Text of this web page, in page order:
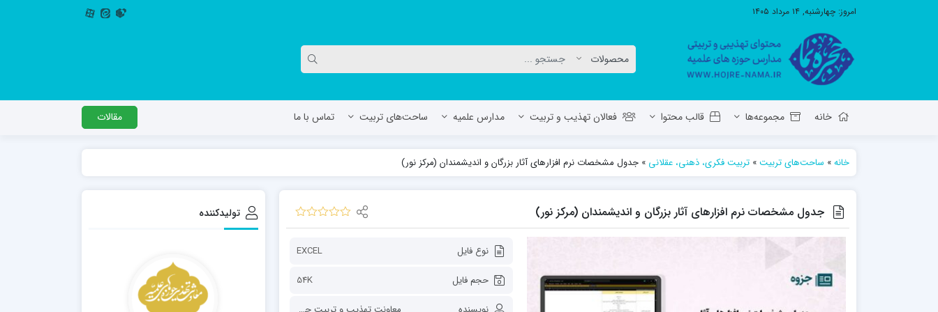
امروز: چهارشنبه, ۱۴ مرداد ۱۴۰۵
خانه مجموعه‌ها قالب محتوا فعالان تهذیب و تربیت مدارس علمیه
معاونت تهذیب استان آ.ش
حوزه علمیه حضرت ولی عصر عج بناب
مدرسه علمیه صاحب الزمان عج مرند
مدرسه علمیه جعفریه
مدرسه علمیه المهدی (عج)/ آران و بیدگل
حوزه علمیه سفیران هدایت رهنان
مدرسه آیت الله العظمی گلپایگانی ره
مدرسه اباصالح المهدی عج
مدرسه امام جعفر صادق علیه السلام ساوجبلاغ
مدرسه علمیه امام حسن مجتبی(ع) چهارباغ
ساحت‌های تربیت تماس با ما مقالات
خانه» ساحت‌های تربیت» تربیت فکری، ذهنی، عقلانی » جدول مشخصات نرم افزارهای آثار بزرگان و اندیشمندان (مرکز نور)
جدول مشخصات نرم افزارهای آثار بزرگان و اندیشمندان (مرکز نور)
نوع فایل
EXCEL
حجم فایل
54K
تولیدکننده